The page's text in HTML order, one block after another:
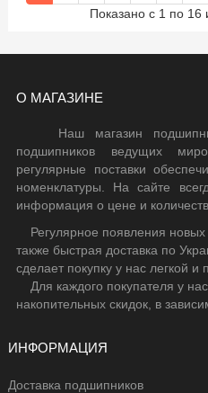
Показано с 1 по 16
О МАГАЗИНЕ
Наш магазин
подшипников ведущих
регулярные поставки
номенклатуры. На сайте
информация о цене и
Регулярное появления
также быстрая доставка по
сделает покупку у нас легкой и
Для каждого покупателя у
накопительных скидок, в
ИНФОРМАЦИЯ
Доставка подшипников